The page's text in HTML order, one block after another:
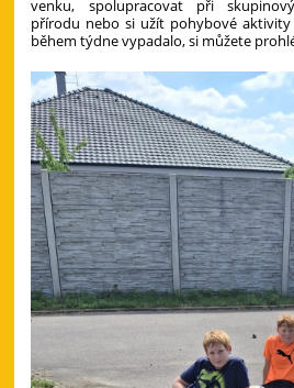
venku, spolupracovat při
přírodu nebo si užít pohybové aktivity
během týdne vypadalo, si můžete